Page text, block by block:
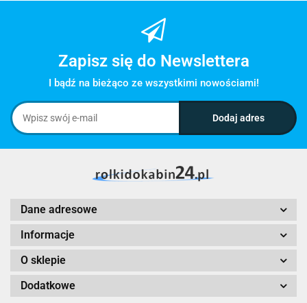
Zapisz się do Newslettera
I bądź na bieżąco ze wszystkimi nowościami!
Dane adresowe
Informacje
O sklepie
Dodatkowe